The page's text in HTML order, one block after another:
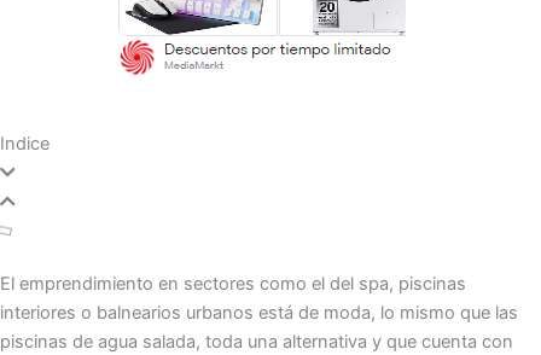
Indice
El emprendimiento en sectores como el del spa, piscinas
interiores o balnearios urbanos está de moda, lo mismo que las
piscinas de agua salada, toda una alternativa y que cuenta con